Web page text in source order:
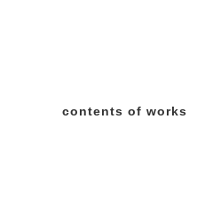
contents of works